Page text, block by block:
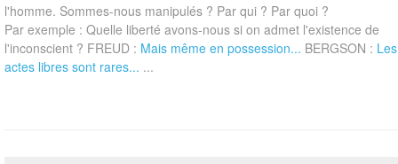
l'homme. Sommes-nous manipulés ? Par qui ? Par quoi ?
Par exemple : Quelle liberté avons-nous si on admet l'existence de
l'inconscient ? FREUD : Mais même en possession... BERGSON : Les
actes libres sont rares... ...